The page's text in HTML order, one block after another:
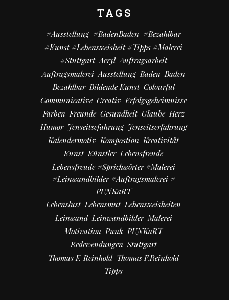
TAGS
#Ausstellung #BadenBaden #bezahlbar
#kunst #Lebensweisheit #Tipps #Malerei
#Stuttgart Acryl Auftragsarbeit
Auftragsmalerei Ausstellung Baden-Baden
Bezahlbar Bildende Kunst Colourful
Communicative Creativ Erfolgsgeheimnisse
Farben Freunde Gesundheit Glaube Herz
Humor Jenseitsefahrung Jenseitserfahrung
Kalendermotiv Kompostion Kreativität
Kunst Künstler Lebensfreude
Lebensfreude #Sprichwörter #Malerei
#Leinwandbilder #Auftragsmalerei #
PUNKaRT
Lebenslust Lebensmut Lebensweisheiten
Leinwand Leinwandbilder Malerei
Motivation Punk PUNKaRT
Redewendungen Stuttgart
Thomas F. Reinhold Thomas F.Reinhold
Tipps